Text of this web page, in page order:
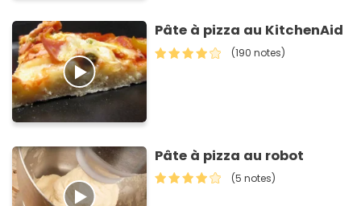
Pâte à pizza au KitchenAid
(190 notes)
Pâte à pizza au robot
(5 notes)